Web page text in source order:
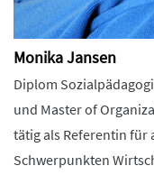
Monika Jansen
Diplom
und Master of
tätig als Referentin für
Schwerpunkten